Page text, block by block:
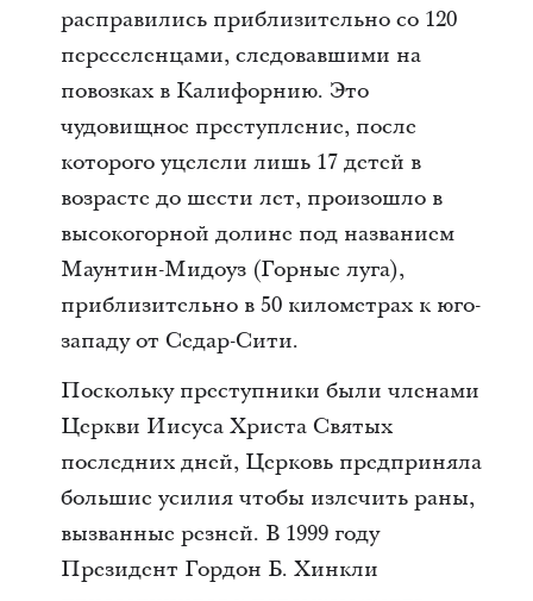
расправились приблизительно со 120
переселенцами, следовавшими на
повозках в Калифорнию. Это
чудовищное преступление, после
которого уцелели лишь 17 детей в
возрасте до шести лет, произошло в
высокогорной долине под названием
Маунтин-Мидоуз (Горные луга),
приблизительно в 50 километрах к юго-
западу от Седар-Сити.
Поскольку преступники были членами
Церкви Иисуса Христа Святых
последних дней, Церковь предприняла
большие усилия чтобы излечить раны,
вызванные резней. В 1999 году
Президент Гордон Б. Хинкли